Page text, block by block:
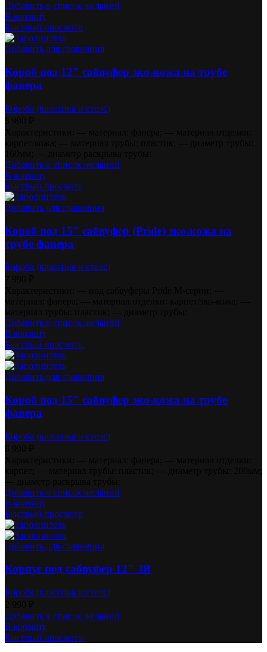
Добавить в список желаний
В корзину
Быстрый просмотр
Добавить для сравнения
Короб под 12″ сабвуфер эко-кожа на трубе
фанера
Короба (классика и стелс)
Добавить в список желаний
В корзину
Быстрый просмотр
Добавить для сравнения
Короб под 15″ сабвуфер (Pride) эко-кожа на
трубе фанера
Короба (классика и стелс)
Добавить в список желаний
В корзину
Быстрый просмотр
Добавить для сравнения
Короб под 15″ сабвуфер эко-кожа на трубе
фанера
Короба (классика и стелс)
Добавить в список желаний
В корзину
Быстрый просмотр
Добавить для сравнения
Корпус под сабвуфер 12″ ЗЯ
Короба (классика и стелс)
Добавить в список желаний
В корзину
Быстрый просмотр